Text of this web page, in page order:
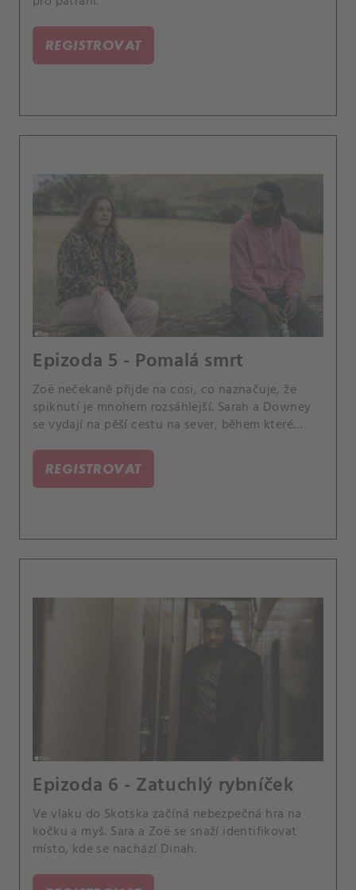
REGISTROVAT
Epizoda 5 - Pomalá smrt
Zoë nečekaně přijde na cosi, co naznačuje, že
spiknutí je mnohem rozsáhlejší. Sarah a Downey
se vydají na pěší cestu na sever, během které
REGISTROVAT
Epizoda 6 - Zatuchlý rybníček
Ve vlaku do Skotska začíná nebezpečná hra na
kočku a myš. Sara a Zoë se snaží identifikovat
místo, kde se nachází Dinah.